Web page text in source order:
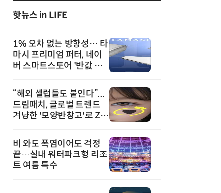
핫뉴스 in LIFE
1% 오차 없는 방향성… 타
마시 프리미엄 퍼터, 네이
버 스마트스토어 '반값 할
“해외 셀럽들도 붙인다”...
드림패치, 글로벌 트렌드
겨냥한 '모양반창고'로 Z세
비 와도 폭염이어도 걱정
끝…실내 워터파크형 리조
트 여름 특수